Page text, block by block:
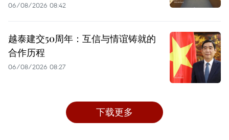
06/08/2026 08:42
越泰建交50周年：互信与情谊铸就的
合作历程
06/08/2026 08:27
下载更多